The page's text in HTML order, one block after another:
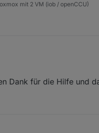
mit 2 VM (iob / openCCU)
Dank für die Hilfe und